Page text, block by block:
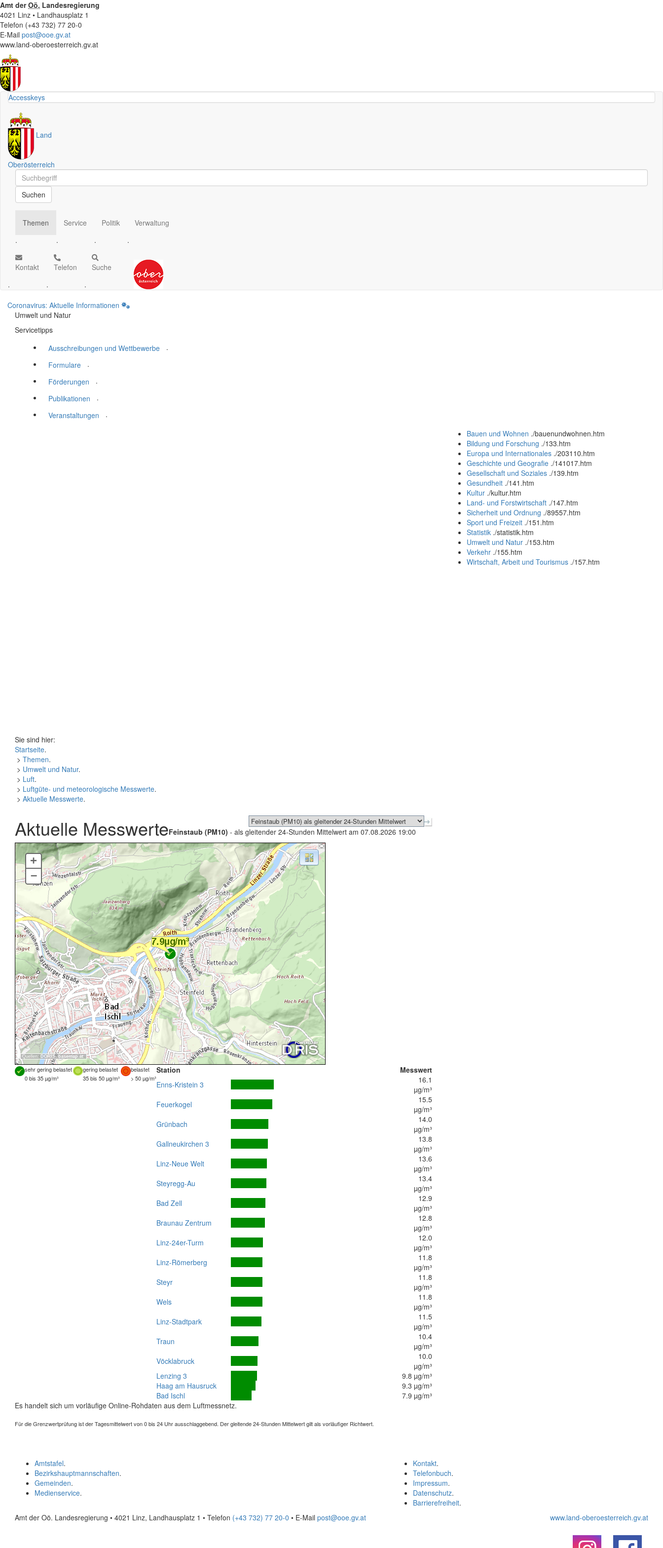
Amt derOö. Landesregierung
4021 Linz • Landhausplatz 1
Telefon (+43 732) 77 20-0
E-Mail post@ooe.gv.at
www.land-oberoesterreich.gv.at
Accesskeys
Land
Oberösterreich
Schnellsuche
Schnellsuche
Suchen
Themen
.
Service
.
Politik
.
Verwaltung
.
Kontakt
.
Telefon
.
Suche
.
Coronavirus: Aktuelle Informationen
Umwelt und Natur
Servicetipps
Ausschreibungen und Wettbewerbe
.
Formulare
.
Förderungen
.
Publikationen
.
Veranstaltungen
.
Bauen und Wohnen ./bauenundwohnen.htm
Bildung und Forschung ./133.htm
Europa und Internationales ./203110.htm
Geschichte und Geografie ./141017.htm
Gesellschaft und Soziales ./139.htm
Gesundheit ./141.htm
Kultur ./kultur.htm
Land- und Forstwirtschaft ./147.htm
Sicherheit und Ordnung ./89557.htm
Sport und Freizeit ./151.htm
Statistik ./statistik.htm
Umwelt und Natur ./153.htm
Verkehr ./155.htm
Wirtschaft, Arbeit und Tourismus ./157.htm
Sie sind hier:
Startseite.
> Themen.
> Umwelt und Natur.
> Luft.
> Luftgüte- und meteorologische Messwerte.
> Aktuelle Messwerte.
Aktuelle MesswerteFeinstaub (PM10) - als gleitender 24-Stunden Mittelwert am 07.08.2026 19:00
Quellen: DORIS, basemap.at
+
–
sehr gering belastet gering belastet
belastet
0 bis 35 µg/m³
35 bis 50 µg/m³ > 50 µg/m³
Station
Messwert
Enns-Kristein 3
16.1
µg/m³
Feuerkogel
15.5
µg/m³
Grünbach
14.0
µg/m³
Gallneukirchen 3
13.8
µg/m³
Linz-Neue Welt
13.6
µg/m³
Steyregg-Au
13.4
µg/m³
Bad Zell
12.9
µg/m³
Braunau Zentrum
12.8
µg/m³
Linz-24er-Turm
12.0
µg/m³
Linz-Römerberg
11.8
µg/m³
Steyr
11.8
µg/m³
Wels
11.8
µg/m³
Linz-Stadtpark
11.5
µg/m³
Traun
10.4
µg/m³
Vöcklabruck
10.0
µg/m³
Lenzing 3
9.8 µg/m³
Haag am Hausruck
9.3 µg/m³
Bad Ischl
7.9 µg/m³
Es handelt sich um vorläufige Online-Rohdaten aus dem Luftmessnetz.
Für die Grenzwertprüfung ist der Tagesmittelwert von 0 bis 24 Uhr ausschlaggebend. Der gleitende 24-Stunden Mittelwert gilt als vorläufiger Richtwert.
Kontakt.
Telefonbuch.
Impressum.
Datenschutz.
Barrierefreiheit.
Amtstafel.
Bezirkshauptmannschaften.
Gemeinden.
Medienservice.
Amt der Oö. Landesregierung • 4021 Linz, Landhausplatz 1 • Telefon (+43 732) 77 20-0 • E-Mail post@ooe.gv.at www.land-oberoesterreich.gv.at